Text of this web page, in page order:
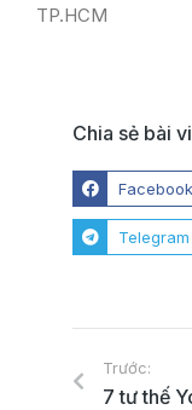
TP.HCM
Chia sẻ bài
Facebook
Telegram
Trước: